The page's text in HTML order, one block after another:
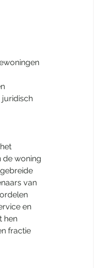
juridisch
de woning
van
en
hen
fractie